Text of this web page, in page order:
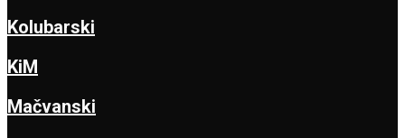
Kolubarski
KiM
Mačvanski